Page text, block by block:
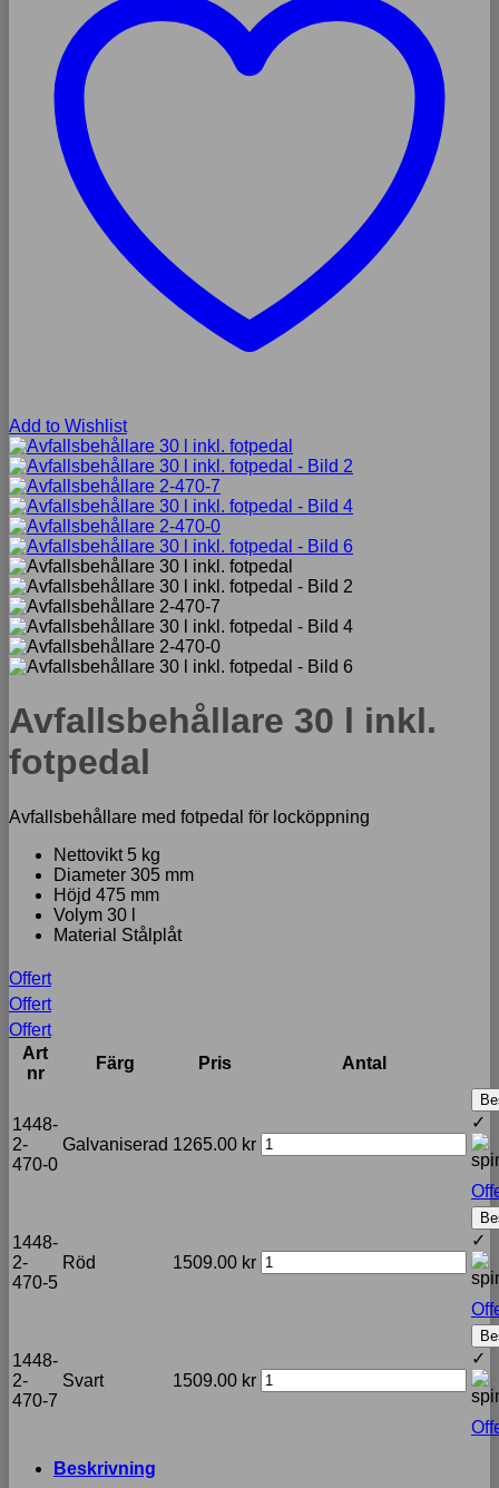
Add to Wishlist
Avfallsbehållare 30 l inkl.
fotpedal
Avfallsbehållare med fotpedal för locköppning
Nettovikt 5 kg
Diameter 305 mm
Höjd 475 mm
Volym 30 l
Material Stålplåt
Offert
Offert
Offert
Art
nr
Färg Pris Antal
1448-
2-
470-0
Galvaniserad 1265.00 kr
✓
1448-
2-
470-5
Röd 1509.00 kr
✓
1448-
2-
470-7
Svart 1509.00 kr
✓
Beskrivning